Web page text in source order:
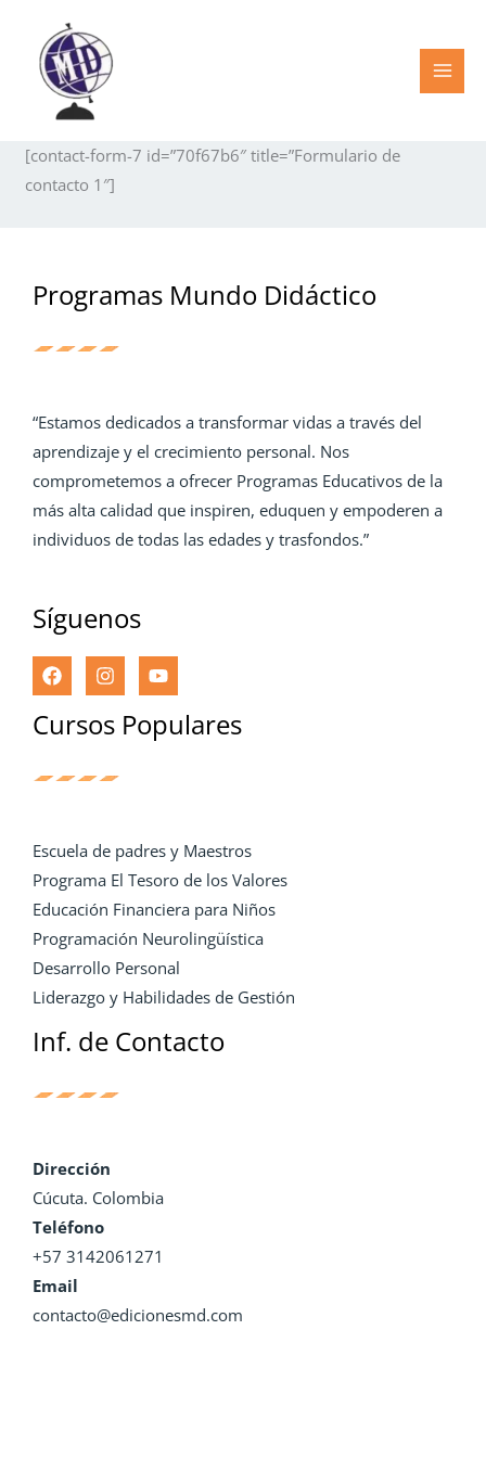
contenido
[contact-form-7 id=”70f67b6″ title=”Formulario de
contacto 1″]
Programas Mundo Didáctico
“Estamos dedicados a transformar vidas a través del
aprendizaje y el crecimiento personal. Nos
comprometemos a ofrecer Programas Educativos de la
más alta calidad que inspiren, eduquen y empoderen a
individuos de todas las edades y trasfondos.”
Síguenos
Cursos Populares
Escuela de padres y Maestros
Programa El Tesoro de los Valores
Educación Financiera para Niños
Programación Neurolingüística
Desarrollo Personal
Liderazgo y Habilidades de Gestión
Inf. de Contacto
Dirección
Cúcuta. Colombia
Teléfono
+57 3142061271
Email
contacto@edicionesmd.com